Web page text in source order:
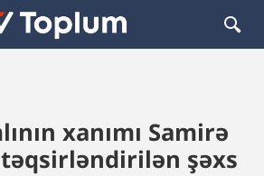
xanımı Samirə
təqsirləndirilən şəxs